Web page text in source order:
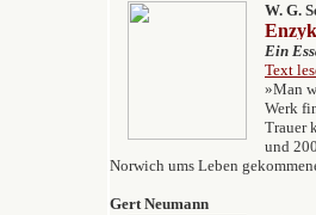
W. G.
Ein
Text
»Man
Werk
Trauer
und
Norwich ums Leben
Gert Neumann